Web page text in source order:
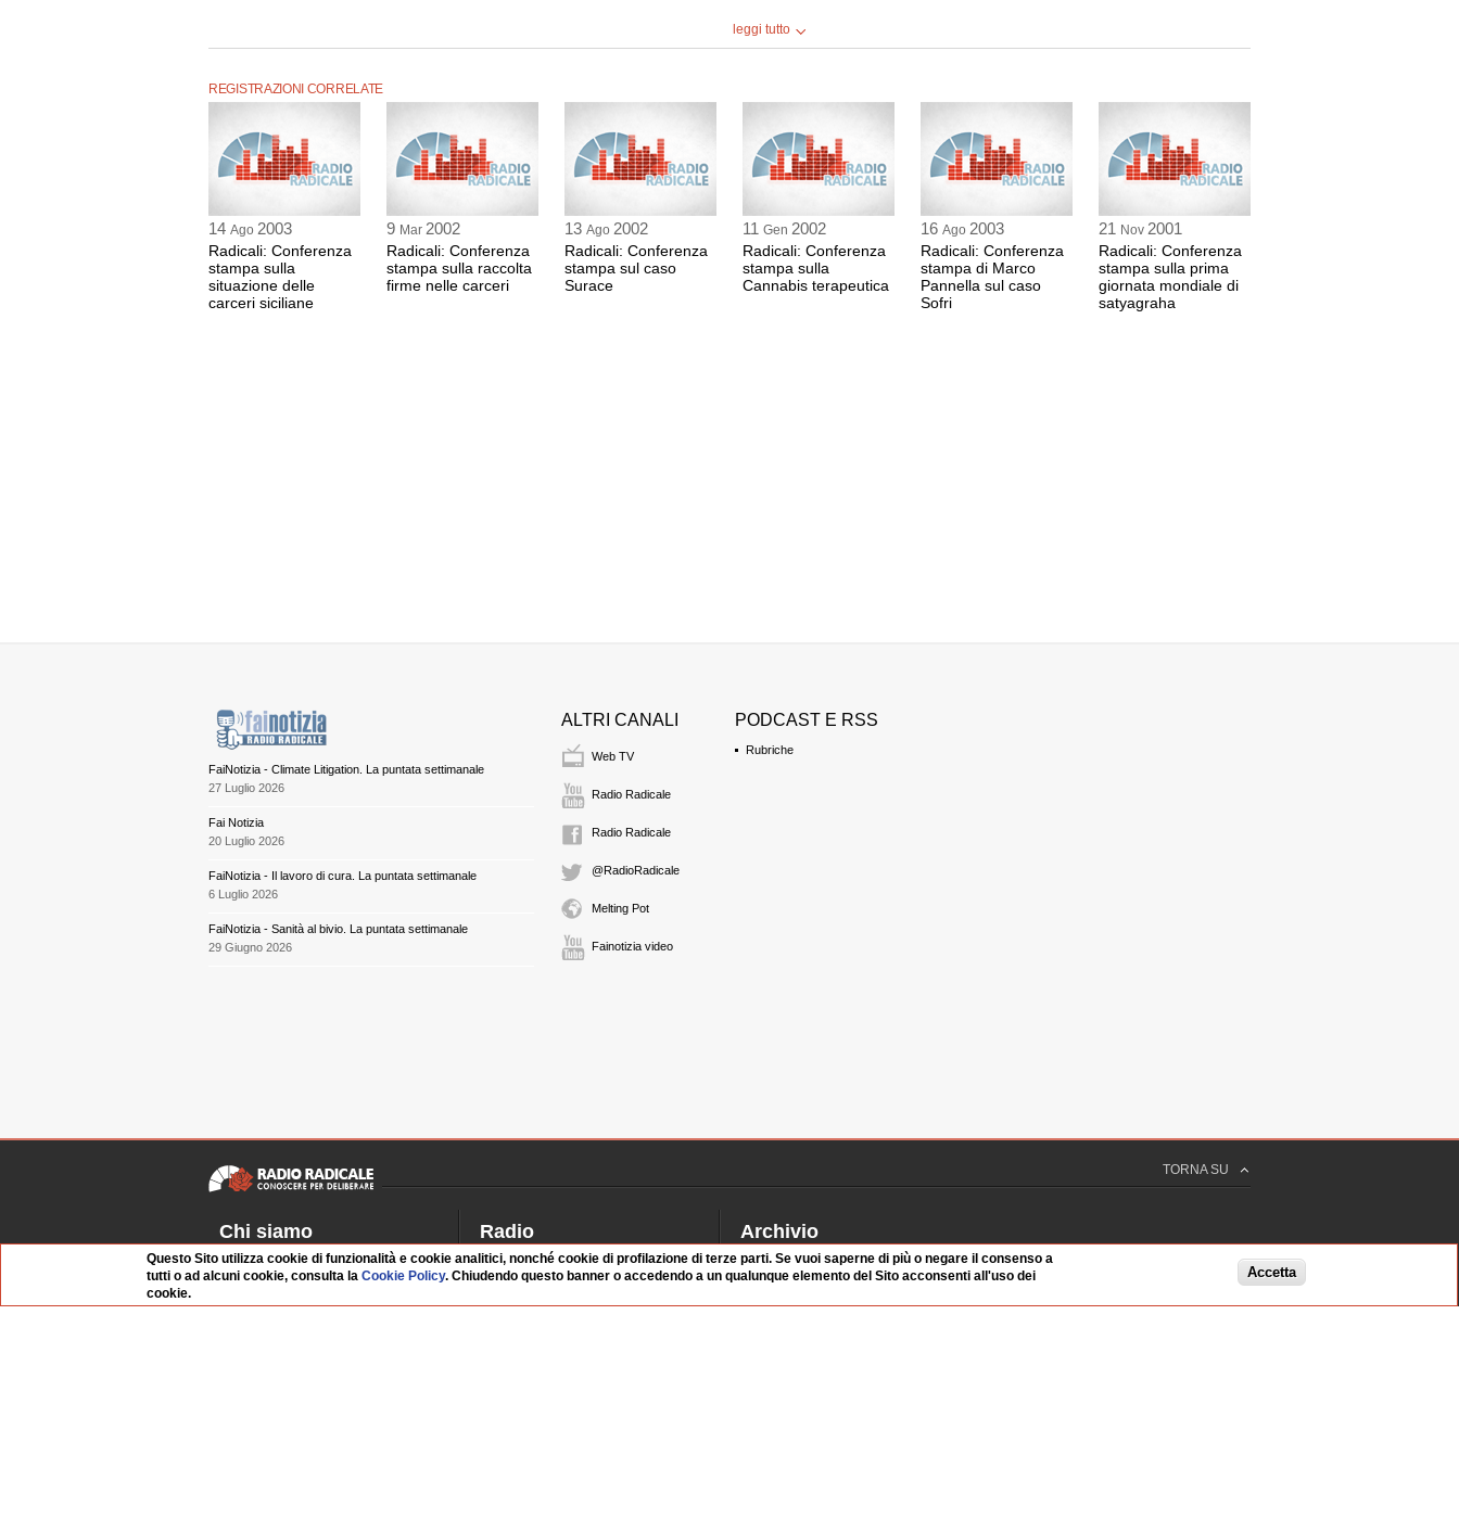
leggi tutto
REGISTRAZIONI CORRELATE
14 Ago 2003
Radicali: Conferenza
stampa sulla
situazione delle
carceri siciliane
9 Mar 2002
Radicali: Conferenza
stampa sulla raccolta
firme nelle carceri
13 Ago 2002
Radicali: Conferenza
stampa sul caso
Surace
11 Gen 2002
Radicali: Conferenza
stampa sulla
Cannabis terapeutica
16 Ago 2003
Radicali: Conferenza
stampa di Marco
Pannella sul caso
Sofri
21 Nov 2001
Radicali: Conferenza
stampa sulla prima
giornata mondiale di
satyagraha
FaiNotizia - Climate Litigation. La puntata settimanale
27 Luglio 2026
Fai Notizia
20 Luglio 2026
FaiNotizia - Il lavoro di cura. La puntata settimanale
6 Luglio 2026
FaiNotizia - Sanità al bivio. La puntata settimanale
29 Giugno 2026
ALTRI CANALI
Web TV
Radio Radicale
Radio Radicale
@RadioRadicale
Melting Pot
Fainotizia video
PODCAST E RSS
Rubriche
TORNA SU
Chi siamo
Dossier Radio Radicale
L'Archivio
Radio
Palinsesto
Riascolta
Dirette
Archivio
Videoparlamento
Istituzioni
Dibattiti
Questo Sito utilizza cookie di funzionalità e cookie analitici, nonché cookie di profilazione di terze parti. Se vuoi saperne di più o negare il consenso a
tutti o ad alcuni cookie, consulta laCookie Policy. Chiudendo questo banner o accedendo a un qualunque elemento del Sito acconsenti all'uso dei
cookie.
Accetta